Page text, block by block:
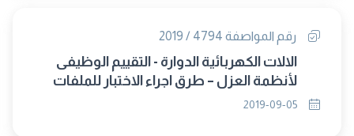
رقم المواصفة 4794 / 2019
الالات الكهربائية الدوارة - التقييم الوظيفى
لأنظمة العزل – طرق اجراء الاختبار للملفات
ذات السلك الملفوف التقييم الحرارى